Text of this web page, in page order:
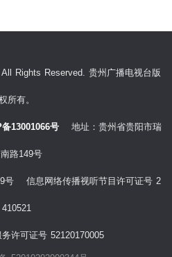
Rights Reserved. 贵州广播电视台版
所有。
13001066号 地址：贵州省贵阳市瑞
路149号
号 信息网络传播视听节目许可证号 2
410521
许可证号 52120170005